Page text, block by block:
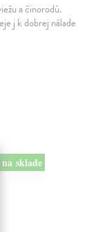
a činorodú.
j k dobrej nálade
na sklade